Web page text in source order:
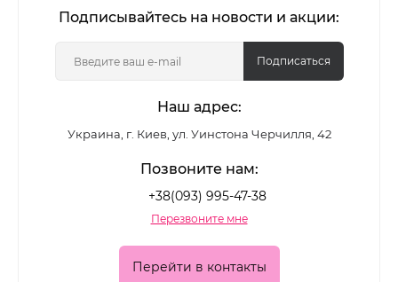
Подписывайтесь на новости и акции:
Подписаться
Наш адрес:
Украина, г. Киев, ул. Уинстона Черчилля, 42
Позвоните нам:
+38(093) 995-47-38
Перезвоните мне
Перейти в контакты